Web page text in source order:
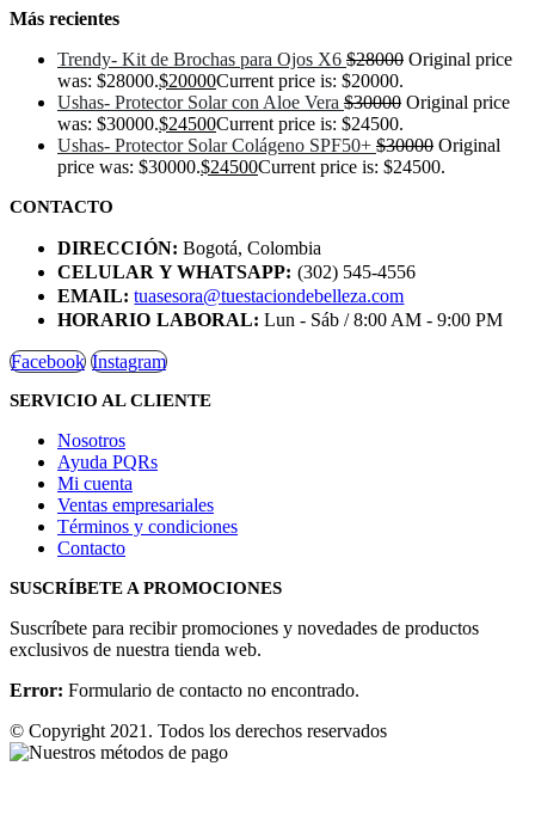
Más recientes
Trendy- Kit de Brochas para Ojos X6 $28000 Original price
was: $28000.$20000Current price is: $20000.
Ushas- Protector Solar con Aloe Vera $30000 Original price
was: $30000.$24500Current price is: $24500.
Ushas- Protector Solar Colágeno SPF50+ $30000 Original
price was: $30000.$24500Current price is: $24500.
CONTACTO
DIRECCIÓN: Bogotá, Colombia
CELULAR Y WHATSAPP: (302) 545-4556
EMAIL: tuasesora@tuestaciondebelleza.com
HORARIO LABORAL: Lun - Sáb / 8:00 AM - 9:00 PM
Facebook Instagram
SERVICIO AL CLIENTE
Nosotros
Ayuda PQRs
Mi cuenta
Ventas empresariales
Términos y condiciones
Contacto
SUSCRÍBETE A PROMOCIONES
Suscríbete para recibir promociones y novedades de productos
exclusivos de nuestra tienda web.
Error: Formulario de contacto no encontrado.
© Copyright 2021. Todos los derechos reservados